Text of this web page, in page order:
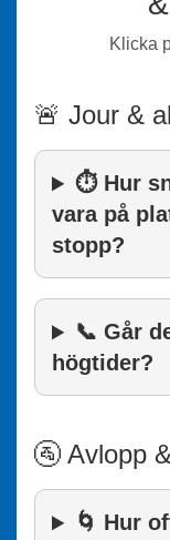
Klicka
🚨 Jour &
⏱️ Hur
vara på
stopp?
📞 Går
högtider?
🚰 Avlopp
🌀 Hur